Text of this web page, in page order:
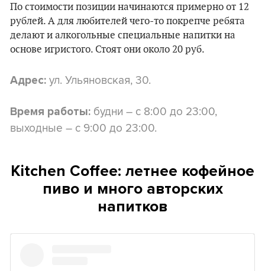
По стоимости позиции начинаются примерно от 12
рублей. А для любителей чего-то покрепче ребята
делают и алкогольные специальные напитки на
основе игристого. Стоят они около 20 руб.
Адрес: ул. Ульяновская, 30.
Время работы: будни – с 8:00 до 23:00,
выходные – с 9:00 до 23:00.
Kitchen Coffee: летнее кофейное
пиво и много авторских
напитков